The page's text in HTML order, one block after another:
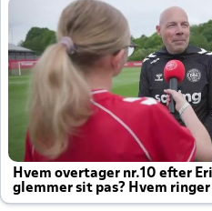
Hvem overtager nr.10 efter
glemmer sit pas? Hvem ringer
altid til efter kampe?